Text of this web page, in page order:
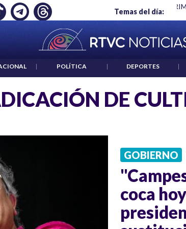
Temas del día:
EMPLEO: JP MORGAN "HABLAR NO ES UN
| POLÍTICA | DEPORTES |
DE
GOBIERNO
coca